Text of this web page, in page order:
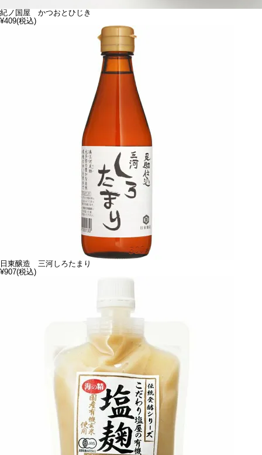
紀ノ国屋 かつおとひじき
¥409(税込)
日東醸造 三河しろたまり
¥907(税込)